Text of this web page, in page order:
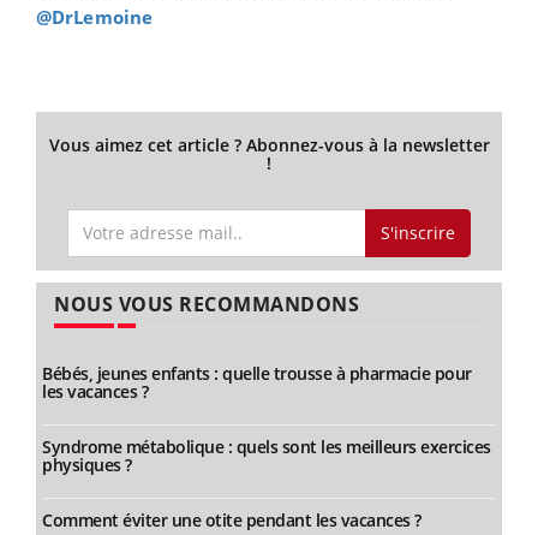
@DrLemoine
Vous aimez cet article ? Abonnez-vous à la newsletter
!
S'inscrire
NOUS VOUS RECOMMANDONS
Bébés, jeunes enfants : quelle trousse à pharmacie pour
les vacances ?
Syndrome métabolique : quels sont les meilleurs exercices
physiques ?
Comment éviter une otite pendant les vacances ?